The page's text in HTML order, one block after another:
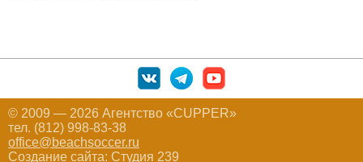
© 2009 — 2026 Агентство «CUPPER»
тел. (812) 998-83-38
office@beachsoccer.ru
Создание сайта: Студия 239